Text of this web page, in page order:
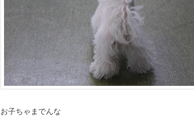
お子ちゃまでんな